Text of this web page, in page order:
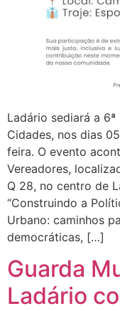
Ladário sediará a
Cidades, nos dias
feira. O evento
Vereadores,
Q 28, no centro de
“Construindo a
Urbano: caminhos
democráticas, […]
Guarda
Ladário